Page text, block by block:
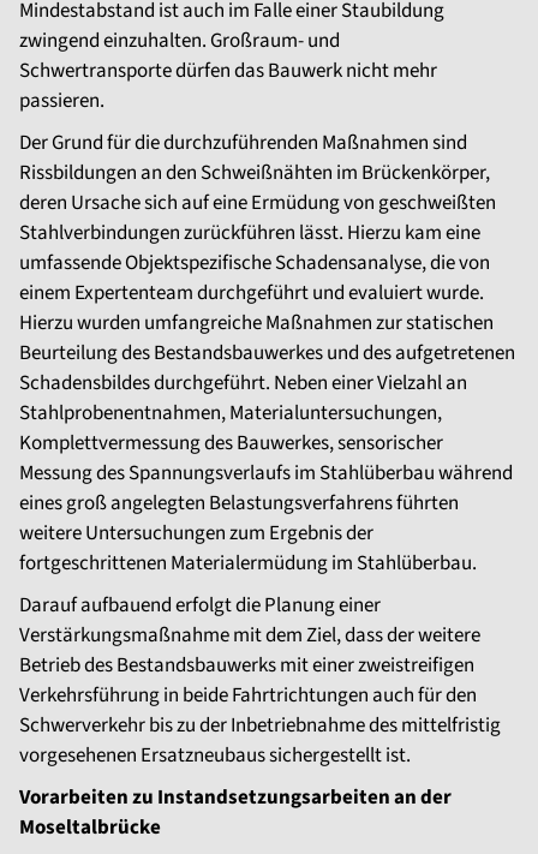
Mindestabstand ist auch im Falle einer Staubildung
zwingend einzuhalten. Großraum- und
Schwertransporte dürfen das Bauwerk nicht mehr
passieren.
Der Grund für die durchzuführenden Maßnahmen sind
Rissbildungen an den Schweißnähten im Brückenkörper,
deren Ursache sich auf eine Ermüdung von geschweißten
Stahlverbindungen zurückführen lässt. Hierzu kam eine
umfassende Objektspezifische Schadensanalyse, die von
einem Expertenteam durchgeführt und evaluiert wurde.
Hierzu wurden umfangreiche Maßnahmen zur statischen
Beurteilung des Bestandsbauwerkes und des aufgetretenen
Schadensbildes durchgeführt. Neben einer Vielzahl an
Stahlprobenentnahmen, Materialuntersuchungen,
Komplettvermessung des Bauwerkes, sensorischer
Messung des Spannungsverlaufs im Stahlüberbau während
eines groß angelegten Belastungsverfahrens führten
weitere Untersuchungen zum Ergebnis der
fortgeschrittenen Materialermüdung im Stahlüberbau.
Darauf aufbauend erfolgt die Planung einer
Verstärkungsmaßnahme mit dem Ziel, dass der weitere
Betrieb des Bestandsbauwerks mit einer zweistreifigen
Verkehrsführung in beide Fahrtrichtungen auch für den
Schwerverkehr bis zu der Inbetriebnahme des mittelfristig
vorgesehenen Ersatzneubaus sichergestellt ist.
Vorarbeiten zu Instandsetzungsarbeiten an der
Moseltalbrücke